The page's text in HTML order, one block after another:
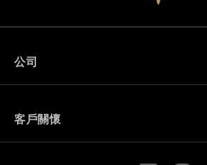
公司
客戶關懷